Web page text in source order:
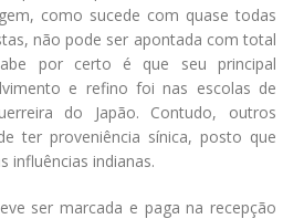
como sucede com quase todas
não pode ser apontada com total
por certo é que seu principal
e refino foi nas escolas de
do Japão. Contudo, outros
ter proveniência sínica, posto que
influências indianas.
ser marcada e paga na recepção